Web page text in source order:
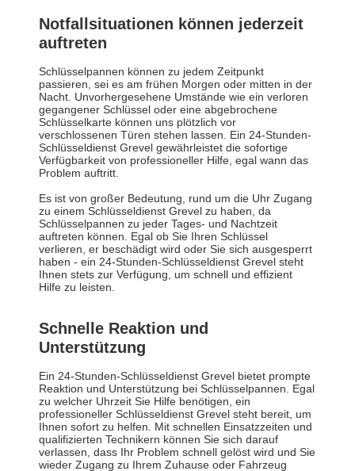
Notfallsituationen können jederzeit
auftreten
Schlüsselpannen können zu jedem Zeitpunkt
passieren, sei es am frühen Morgen oder mitten in der
Nacht. Unvorhergesehene Umstände wie ein verloren
gegangener Schlüssel oder eine abgebrochene
Schlüsselkarte können uns plötzlich vor
verschlossenen Türen stehen lassen. Ein 24-Stunden-
Schlüsseldienst Grevel gewährleistet die sofortige
Verfügbarkeit von professioneller Hilfe, egal wann das
Problem auftritt.
Es ist von großer Bedeutung, rund um die Uhr Zugang
zu einem Schlüsseldienst Grevel zu haben, da
Schlüsselpannen zu jeder Tages- und Nachtzeit
auftreten können. Egal ob Sie Ihren Schlüssel
verlieren, er beschädigt wird oder Sie sich ausgesperrt
haben - ein 24-Stunden-Schlüsseldienst Grevel steht
Ihnen stets zur Verfügung, um schnell und effizient
Hilfe zu leisten.
Schnelle Reaktion und
Unterstützung
Ein 24-Stunden-Schlüsseldienst Grevel bietet prompte
Reaktion und Unterstützung bei Schlüsselpannen. Egal
zu welcher Uhrzeit Sie Hilfe benötigen, ein
professioneller Schlüsseldienst Grevel steht bereit, um
Ihnen sofort zu helfen. Mit schnellen Einsatzzeiten und
qualifizierten Technikern können Sie sich darauf
verlassen, dass Ihr Problem schnell gelöst wird und Sie
wieder Zugang zu Ihrem Zuhause oder Fahrzeug